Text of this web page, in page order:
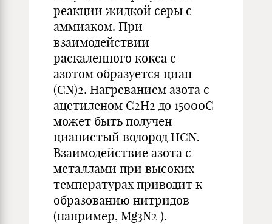
реакции жидкой серы с
аммиаком. При
взаимодействии
раскаленного кокса с
азотом образуется циан
(СN)2. Нагреванием азота с
ацетиленом С2Н2 до 15000С
может быть получен
цианистый водород HCN.
Взаимодействие азота с
металлами при высоких
температурах приводит к
образованию нитридов
(например, Mg3N2 ).